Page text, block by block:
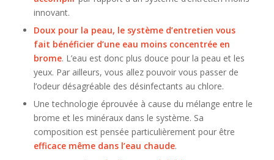
innovant.
Doux pour la peau, le système d’entretien vous
fait bénéficier d’une eau moins concentrée en
brome. L’eau est donc plus douce pour la peau et les
yeux. Par ailleurs, vous allez pouvoir vous passer de
l’odeur désagréable des désinfectants au chlore.
Une technologie éprouvée à cause du mélange entre le
brome et les minéraux dans le système. Sa
composition est pensée particulièrement pour être
efficace même dans l’eau chaude.